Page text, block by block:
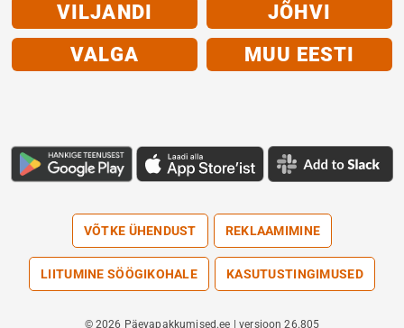
VILJANDI
JÕHVI
VALGA
MUU EESTI
VÕTKE ÜHENDUST REKLAAMIMINE
LIITUMINE SÖÖGIKOHALE KASUTUSTINGIMUSED
© 2026 Päevapakkumised.ee | versioon 26.805